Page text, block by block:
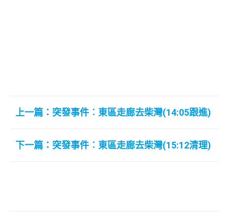
上一篇：突發事件︰東區走廊去柴灣(14:05跟進)
下一篇：突發事件︰東區走廊去柴灣(15:12清理)